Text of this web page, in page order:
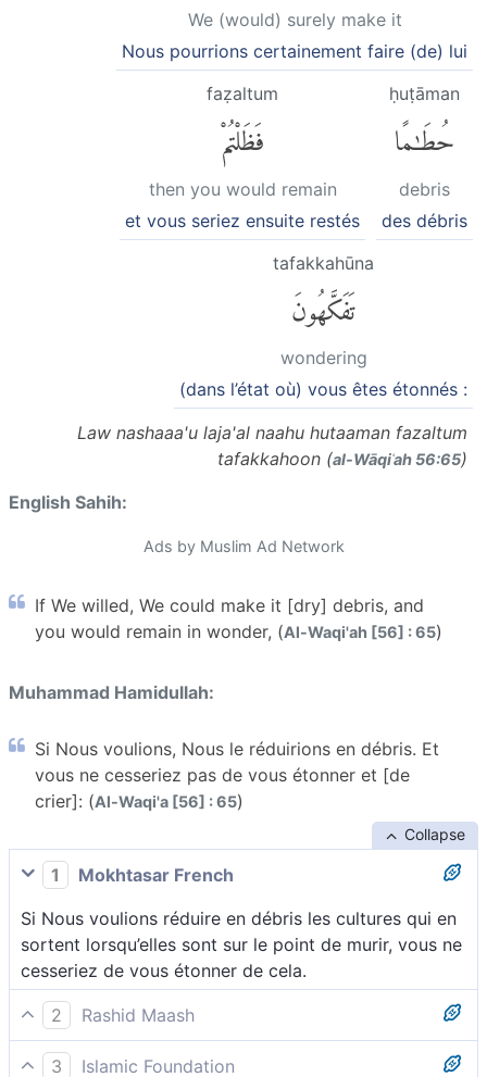
We (would) surely make it
Nous pourrions certainement faire (de) lui
ḥuṭāman
حُطَٰمًا
debris
des débris
faẓaltum
فَظَلْتُمْ
then you would remain
et vous seriez ensuite restés
tafakkahūna
تَفَكَّهُونَ
wondering
(dans l’état où) vous êtes étonnés :
Law nashaaa'u laja'al naahu hutaaman fazaltum
tafakkahoon (al-Wāqiʿah 56:65)
English Sahih:
Ads by Muslim Ad Network
If We willed, We could make it [dry] debris, and
you would remain in wonder, (Al-Waqi'ah [56] : 65)
Muhammad Hamidullah:
Si Nous voulions, Nous le réduirions en débris. Et
vous ne cesseriez pas de vous étonner et [de
crier]: (Al-Waqi'a [56] : 65)
Collapse
1
Mokhtasar French
Si Nous voulions réduire en débris les cultures qui en
sortent lorsqu’elles sont sur le point de murir, vous ne
cesseriez de vous étonner de cela.
2
Rashid Maash
65 Si Nous le voulions, Nous le ferions sécher sur
3 Islamic Foundation